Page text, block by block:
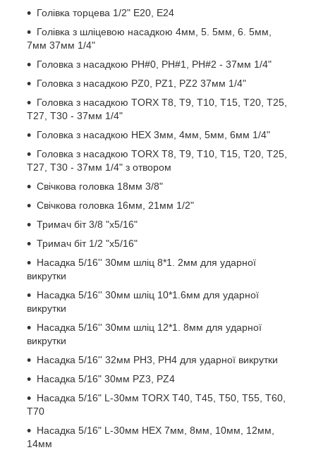
Голівка торцева 1/2" E20, E24
Голівка з шліцевою насадкою 4мм, 5. 5мм, 6. 5мм,
7мм 37мм 1/4"
Головка з насадкою PH#0, PH#1, PH#2 - 37мм 1/4"
Головка з насадкою PZ0, PZ1, PZ2 37мм 1/4"
Головка з насадкою TORX T8, Т9, Т10, Т15, Т20, Т25,
Т27, Т30 - 37мм 1/4"
Головка з насадкою HEX 3мм, 4мм, 5мм, 6мм 1/4"
Головка з насадкою TORX T8, Т9, Т10, Т15, Т20, Т25,
Т27, Т30 - 37мм 1/4" з отвором
Свічкова головка 18мм 3/8"
Свічкова головка 16мм, 21мм 1/2"
Тримач біт 3/8 "х5/16"
Тримач біт 1/2 "х5/16"
Насадка 5/16'' 30мм шліц 8*1. 2мм для ударної
викрутки
Насадка 5/16'' 30мм шліц 10*1.6мм для ударної
викрутки
Насадка 5/16'' 30мм шліц 12*1. 8мм для ударної
викрутки
Насадка 5/16'' 32мм PH3, PH4 для ударної викрутки
Насадка 5/16" 30мм PZ3, PZ4
Насадка 5/16" L-30мм TORX T40, T45, T50, T55, T60,
T70
Насадка 5/16" L-30мм HEX 7мм, 8мм, 10мм, 12мм,
14мм